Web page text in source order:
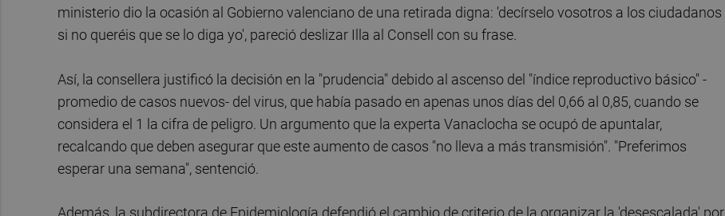
ministerio dio la ocasión al Gobierno valenciano de una retirada digna: 'decírselo vosotros a los ciudadanos
si no queréis que se lo diga yo', pareció deslizar Illa al Consell con su frase.
Así, la consellera justificó la decisión en la "prudencia" debido al ascenso del "índice reproductivo básico" -
promedio de casos nuevos- del virus, que había pasado en apenas unos días del 0,66 al 0,85, cuando se
considera el 1 la cifra de peligro. Un argumento que la experta Vanaclocha se ocupó de apuntalar,
recalcando que deben asegurar que este aumento de casos "no lleva a más transmisión". "Preferimos
esperar una semana", sentenció.
Además, la subdirectora de Epidemiología defendió el cambio de criterio de la organizar la 'desescalada' por